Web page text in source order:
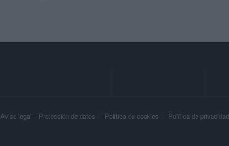
Aviso legal – Protección de datos Política de cookies Política de privacidad